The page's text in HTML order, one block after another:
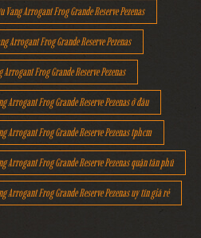
Vang Arrogant Frog Grande Reserve Pezenas
Arrogant Frog Grande Reserve Pezenas
Arrogant Frog Grande Reserve Pezenas
Arrogant Frog Grande Reserve Pezenas ở đâu
Arrogant Frog Grande Reserve Pezenas tphcm
Arrogant Frog Grande Reserve Pezenas quận tân phú
Arrogant Frog Grande Reserve Pezenas uy tín giá rẻ